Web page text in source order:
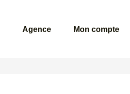
Agence Mon compte